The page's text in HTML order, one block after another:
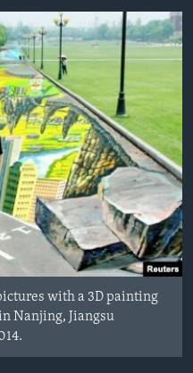
with a 3D painting
Nanjing, Jiangsu